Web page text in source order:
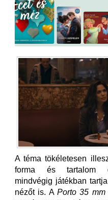
A téma tökéletesen
forma és tartalom
mindvégig játékban
nézőt is. A Porto 35 mm